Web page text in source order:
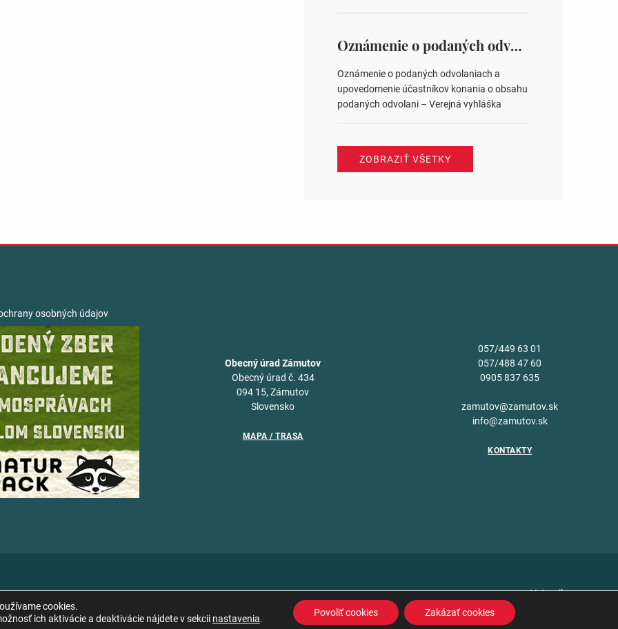
ysledky.html
Oznámenie o podaných odvolaniach a upovedomenie účastníkov konania o obsahu podaných odvolani – Verejná vyhláška
Oznámenie o podaných odvolaniach a
upovedomenie účastníkov konania o obsahu
podaných odvolani – Verejná vyhláška
ZOBRAZIŤ VŠETKY
osobných údajov
Obecný úrad Zámutov
Obecný úrad č. 434
094 15, Zámutov
Slovensko
MAPA / TRASA
057/449 63 01
057/488 47 60
0905 837 635
zamutov@zamutov.sk
info@zamutov.sk
KONTAKTY
Vytvoril
cookies.
ich aktivácie a deaktivácie nájdete v sekcii nastavenia.
Povoliť cookies Zakázať cookies